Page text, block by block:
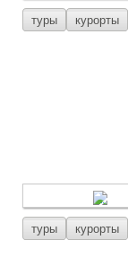
туры курорты
туры курорты